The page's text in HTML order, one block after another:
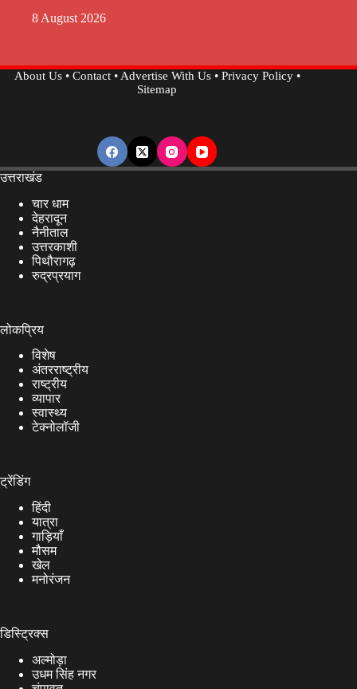
8 August 2026
About Us• Contact•Advertise With Us• Privacy Policy•
Sitemap
उत्तराखंड
चार धाम
देहरादून
नैनीताल
उत्तरकाशी
पिथौरागढ़
रुद्रप्रयाग
लोकप्रिय
विशेष
अंतरराष्ट्रीय
राष्ट्रीय
व्यापार
स्वास्थ्य
टेक्नोलॉजी
ट्रेंडिंग
हिंदी
यात्रा
गाड़ियाँ
मौसम
खेल
मनोरंजन
डिस्ट्रिक्स
अल्मोड़ा
उधम सिंह नगर